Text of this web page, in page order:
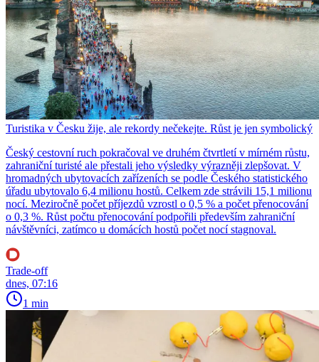
Turistika v Česku žije, ale rekordy nečekejte. Růst je jen symbolický
Český cestovní ruch pokračoval ve druhém čtvrtletí v mírném růstu,
zahraniční turisté ale přestali jeho výsledky výrazněji zlepšovat. V
hromadných ubytovacích zařízeních se podle Českého statistického
úřadu ubytovalo 6,4 milionu hostů. Celkem zde strávili 15,1 milionu
nocí. Meziročně počet příjezdů vzrostl o 0,5 % a počet přenocování
o 0,3 %. Růst počtu přenocování podpořili především zahraniční
návštěvníci, zatímco u domácích hostů počet nocí stagnoval.
Trade-off
dnes, 07:16
1 min